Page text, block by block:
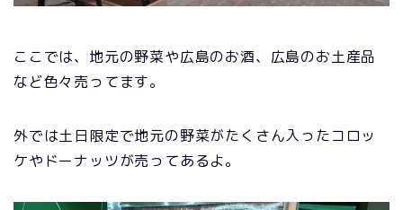
ここでは、地元の野菜や広島のお酒、広島のお土産品
など色々売ってます。
外では土日限定で地元の野菜がたくさん入ったコロッ
ケやドーナッツが売ってあるよ。